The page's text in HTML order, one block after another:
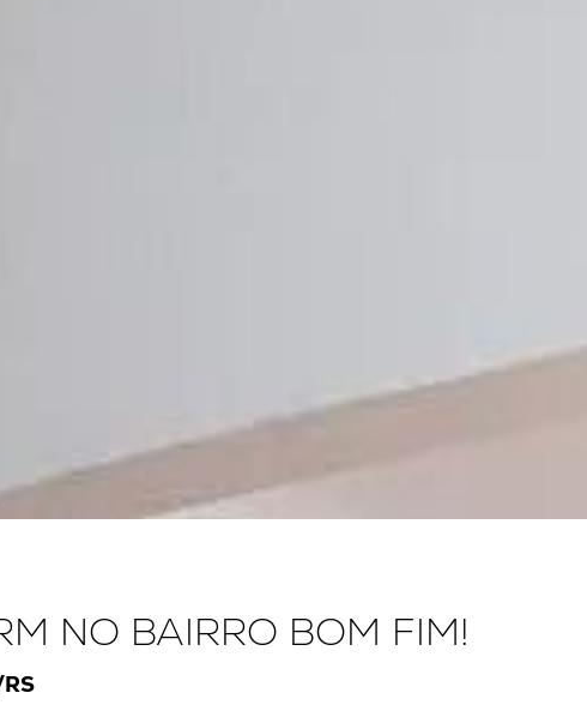
NO BAIRRO BOM FIM!